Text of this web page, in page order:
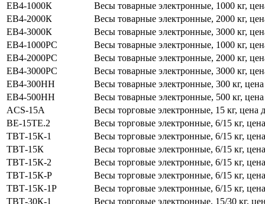
ЕВ4-1000К
Весы товарные электронные, 1000 кг,
ЕВ4-2000К
Весы товарные электронные, 2000 кг,
ЕВ4-3000К
Весы товарные электронные, 3000 кг,
ЕВ4-1000РС
Весы товарные электронные, 1000 кг,
ЕВ4-2000РС
Весы товарные электронные, 2000 кг,
ЕВ4-3000РС
Весы товарные электронные, 3000 кг,
ЕВ4-300НН
Весы товарные электронные, 300 кг,
ЕВ4-500НН
Весы товарные электронные, 500 кг,
ACS-15A
Весы торговые электронные, 15 кг, цена
ВЕ-15ТЕ.2
Весы торговые электронные, 6/15 кг,
ТВТ-15К-1
Весы торговые электронные, 6/15 кг,
ТВТ-15К
Весы торговые электронные, 6/15 кг,
ТВТ-15К-2
Весы торговые электронные, 6/15 кг,
ТВТ-15К-Р
Весы торговые электронные, 6/15 кг,
ТВТ-15К-1Р
Весы торговые электронные, 6/15 кг,
ТВТ-30К-1
Весы торговые электронные, 15/30 кг,